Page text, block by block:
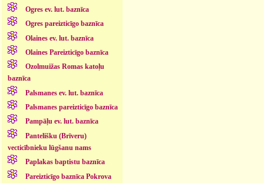
Ogres ev. lut. baznīca
Ogres pareizticīgo baznīca
Olaines ev. lut. baznīca
Olaines Pareizticīgo baznīca
Ozolmuižas Romas katoļu
baznīca
Palsmanes ev. lut. baznīca
Palsmanes pareizticīgo baznīca
Pampāļu ev. lut. baznīca
Pantelišku (Brīveru)
vecticībnieku lūgšanu nams
Paplakas baptistu baznīca
Pareizticīgo baznīca Pokrova